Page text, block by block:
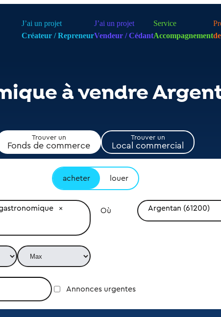
J’ai un projet
Créateur / Repreneur
J’ai un projet
Vendeur / Cédant
Service
Accompagnement
à vendre
Trouver un
Fonds de commerce
Trouver un
Local commercial
acheter louer
Où Argentan (61200)
Annonces urgentes